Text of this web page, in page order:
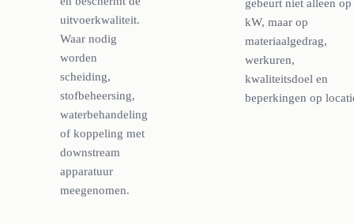
uitvoerkwaliteit.
Waar nodig
worden
scheiding,
stofbeheersing,
waterbehandeling
of koppeling met
downstream
apparatuur
meegenomen.
gebeurt niet alleen op
kW, maar op
materiaalgedrag,
werkuren,
kwaliteitsdoel en
beperkingen op